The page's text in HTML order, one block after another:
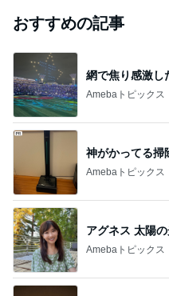
おすすめの記事
網で焦り感激し
Amebaトピックス
神がかってる掃
Amebaトピックス
アグネス 太陽
Amebaトピックス